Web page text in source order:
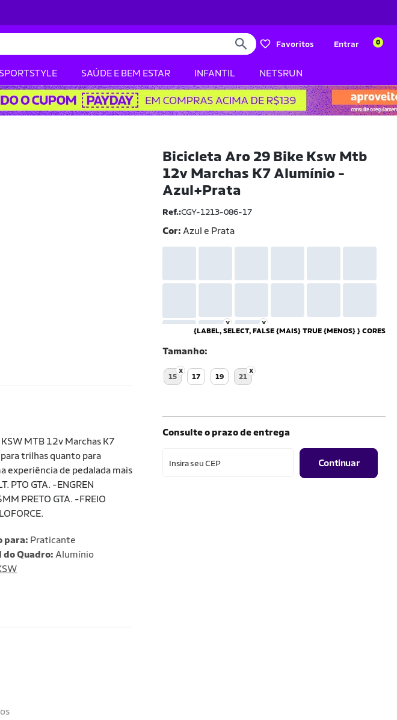
Favoritos Entrar 0
SPORTSTYLE SAÚDE E BEM ESTAR INFANTIL NETSRUN
Bicicleta Aro 29 Bike Ksw Mtb
12v Marchas K7 Alumínio -
Azul+Prata
Ref.:CGY-1213-086-17
Cor:Azul e Prata
{LABEL, SELECT, FALSE {MAIS} TRUE {MENOS} } CORES
Tamanho
15 17 19 21
Consulte o prazo de entrega
Insira seu CEP Continuar
MTB 12v Marchas K7
trilhas quanto para
experiência de pedalada mais
PTO GTA. -ENGREN
PRETO GTA. -FREIO
para: Praticante
Quadro: Alumínio